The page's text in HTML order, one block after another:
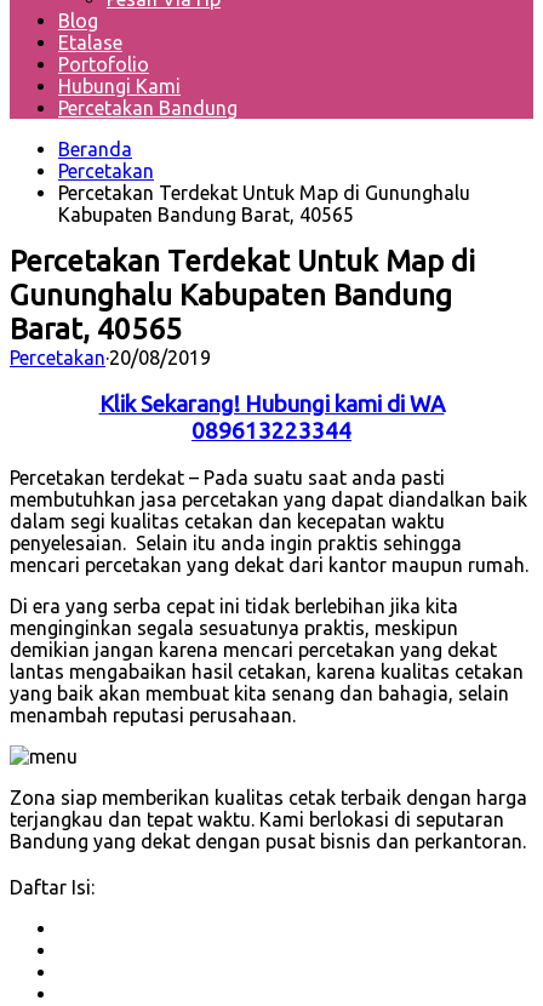
Blog
Etalase
Portofolio
Hubungi Kami
Percetakan Bandung
Beranda
Percetakan
Percetakan Terdekat Untuk Map di Gununghalu
Kabupaten Bandung Barat, 40565
Percetakan Terdekat Untuk Map di
Gununghalu Kabupaten Bandung
Barat, 40565
Percetakan·20/08/2019
Klik Sekarang! Hubungi kami di WA
089613223344
Percetakan terdekat – Pada suatu saat anda pasti
membutuhkan jasa percetakan yang dapat diandalkan baik
dalam segi kualitas cetakan dan kecepatan waktu
penyelesaian. Selain itu anda ingin praktis sehingga
mencari percetakan yang dekat dari kantor maupun rumah.
Di era yang serba cepat ini tidak berlebihan jika kita
menginginkan segala sesuatunya praktis, meskipun
demikian jangan karena mencari percetakan yang dekat
lantas mengabaikan hasil cetakan, karena kualitas cetakan
yang baik akan membuat kita senang dan bahagia, selain
menambah reputasi perusahaan.
Zona siap memberikan kualitas cetak terbaik dengan harga
terjangkau dan tepat waktu. Kami berlokasi di seputaran
Bandung yang dekat dengan pusat bisnis dan perkantoran.
Daftar Isi: